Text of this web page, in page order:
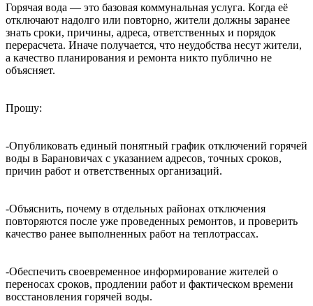
Горячая вода — это базовая коммунальная услуга. Когда её
отключают надолго или повторно, жители должны заранее
знать сроки, причины, адреса, ответственных и порядок
перерасчета. Иначе получается, что неудобства несут жители,
а качество планирования и ремонта никто публично не
объясняет.
Прошу:
-Опубликовать единый понятный график отключений горячей
воды в Барановичах с указанием адресов, точных сроков,
причин работ и ответственных организаций.
-Объяснить, почему в отдельных районах отключения
повторяются после уже проведенных ремонтов, и проверить
качество ранее выполненных работ на теплотрассах.
-Обеспечить своевременное информирование жителей о
переносах сроков, продлении работ и фактическом времени
восстановления горячей воды.